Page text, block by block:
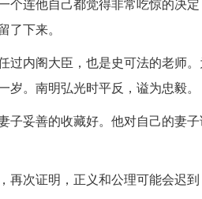
个连他自己都觉得非常吃惊的决
下来。
过内阁大臣，也是史可法的老师
。南明弘光时平反，谥为忠毅。
子妥善的收藏好。他对自己的妻
次证明，正义和公理可能会迟